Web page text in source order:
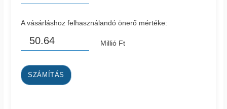
A vásárláshoz felhasználandó önerő mértéke:
Millió Ft
SZÁMÍTÁS